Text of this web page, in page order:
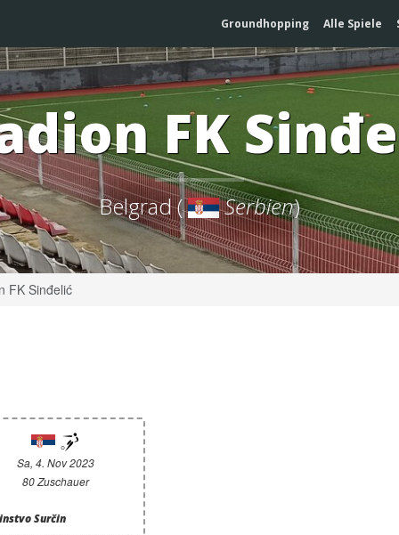
Groundhopping Alle Spiele
FK
Belgrad ( Serbien)
FK Sinđelić
Sa, 4. Nov 2023
80 Zuschauer
Surčin